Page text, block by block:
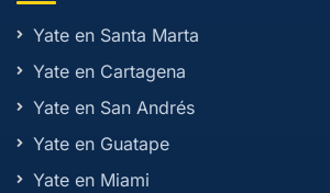
Yate en Santa Marta
Yate en Cartagena
Yate en San Andrés
Yate en Guatape
Yate en Miami